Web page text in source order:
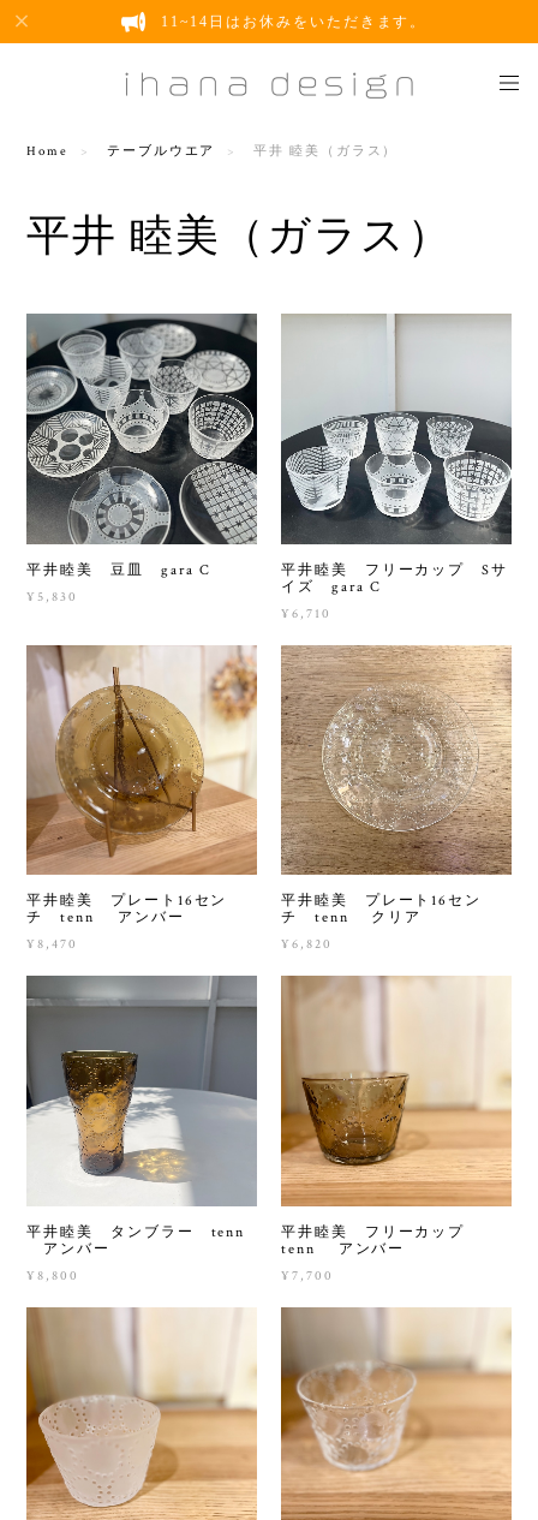
11~14日はお休みをいただきます。
Home テーブルウエア 平井 睦美（ガラス）
平井 睦美（ガラス）
平井睦美 豆皿 gara C
¥5,830
平井睦美 フリーカップ Sサ
イズ gara C
¥6,710
平井睦美 プレート16セン
チ tenn アンバー
¥8,470
平井睦美 プレート16セン
チ tenn クリア
¥6,820
平井睦美 タンブラー tenn
アンバー
¥8,800
平井睦美 フリーカップ
tenn アンバー
¥7,700